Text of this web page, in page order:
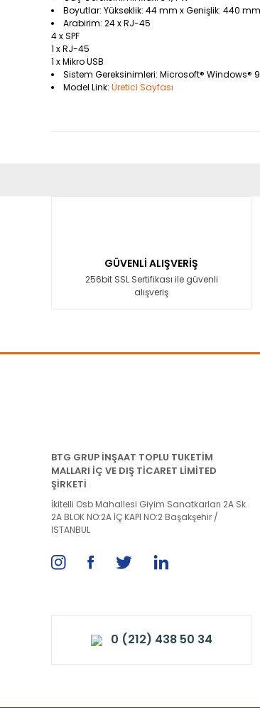
Boyutlar: Yükseklik: 44 mm x Genişlik: 440
Arabirim: 24 x RJ-45
4 x SPF
1 x RJ-45
1 x Mikro USB
Sistem Gereksinimleri: Microsoft® Windows®
Model Link: Üretici Sayfası
Ürün bilgilerinde hatalar bulunuyor.
Ürün fiyatı diğer sitelerden daha pahalı.
GÜVENLİ ALIŞVERİŞ
256bit SSL Sertifikası ile güvenli
alışveriş
BTG GRUP İNŞAAT TOPLU TUKETİM
MALLARI İÇ VE DIŞ TİCARET LİMİTED
ŞİRKETİ
İkitelli Osb Mahallesi Giyim Sanatkarları 2A Sk.
2A BLOK NO:2A İÇ KAPI NO:2 Başakşehir /
İSTANBUL
0 (212) 438 50 34